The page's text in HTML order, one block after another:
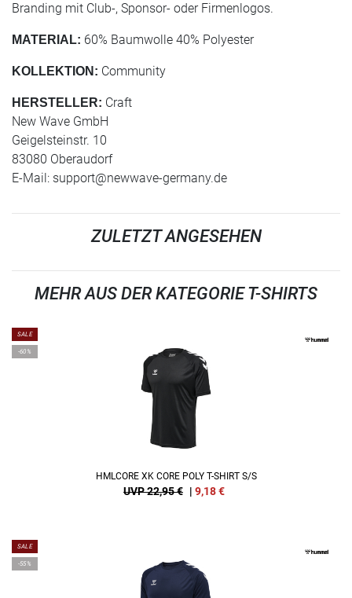
Branding mit Club-, Sponsor- oder Firmenlogos.
MATERIAL: 60% Baumwolle 40% Polyester
KOLLEKTION: Community
HERSTELLER: Craft
New Wave GmbH
Geigelsteinstr. 10
83080 Oberaudorf
E-Mail: support@newwave-germany.de
ZULETZT ANGESEHEN
MEHR AUS DER KATEGORIE T-SHIRTS
SALE
-60%
HMLCORE XK CORE POLY T-SHIRT S/S
UVP 22,95 € | 9,18€
SALE
-55%